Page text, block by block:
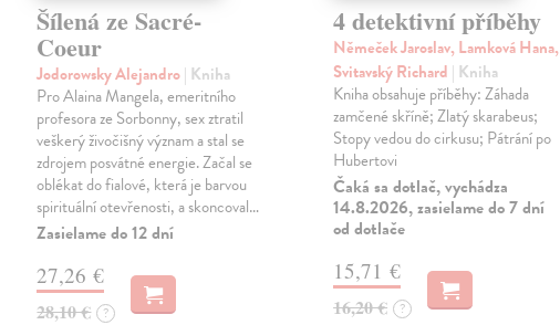
Šílená ze Sacré-
Coeur
Jodorowsky Alejandro| Kniha
Pro Alaina Mangela, emeritního
profesora ze Sorbonny, sex ztratil
veškerý živočišný význam a stal se
zdrojem posvátné energie. Začal se
oblékat do fialové, která je barvou
spirituální otevřenosti, a skoncoval…
Zasielame do 12 dní
27,26 €
28,10 € ?
4 detektivní příběhy
Němeček Jaroslav, Lamková Hana,
Svitavský Richard | Kniha
Kniha obsahuje příběhy: Záhada
zamčené skříně; Zlatý skarabeus;
Stopy vedou do cirkusu; Pátrání po
Hubertovi
Čaká sa dotlač, vychádza
14.8.2026, zasielame do 7 dní
od dotlače
15,71 €
16,20 € ?